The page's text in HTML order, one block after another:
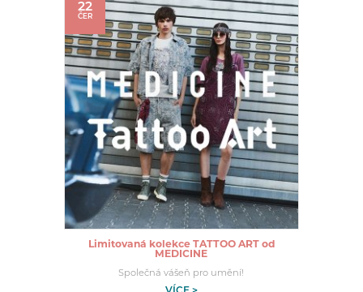
22
ČER
Limitovaná kolekce TATTOO ART od
MEDICINE
Společná vášeň pro umění!